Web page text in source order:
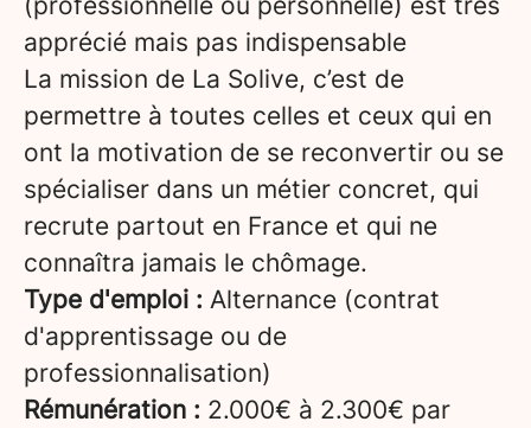
apprécié mais pas indispensable
La mission de La Solive, c’est de
permettre à toutes celles et ceux qui en
ont la motivation de se reconvertir ou se
spécialiser dans un métier concret, qui
recrute partout en France et qui ne
connaîtra jamais le chômage.
Type d'emploi : Alternance (contrat
d'apprentissage ou de
professionnalisation)
Rémunération : 2.000€ à 2.300€ par